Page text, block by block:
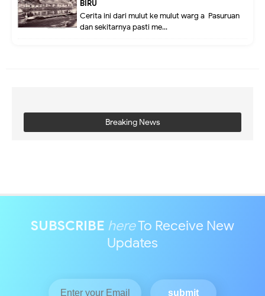
BIRU
Cerita ini dari mulut ke mulut warg a Pasuruan
dan sekitarnya pasti me...
Breaking News
SUBSCRIBE hereTo Receive New
Updates